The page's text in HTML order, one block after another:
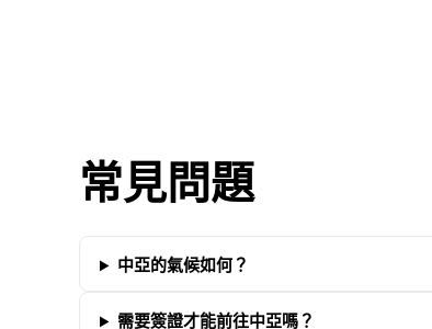
常見問題
中亞的氣候如何？
需要簽證才能前往中亞嗎？